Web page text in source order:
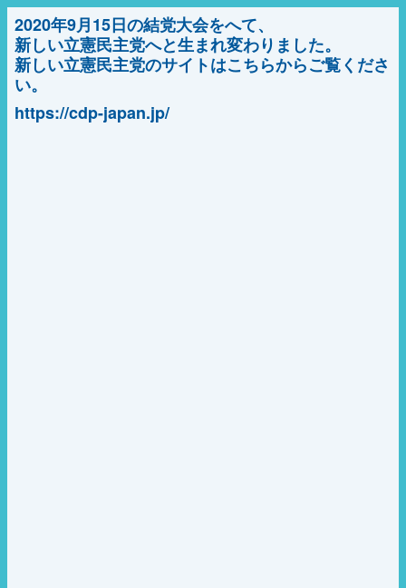
2020年9月15日の結党大会をへて、
新しい立憲民主党へと生まれ変わりました。
新しい立憲民主党のサイトはこちらからご覧くださ
い。
https://cdp-japan.jp/